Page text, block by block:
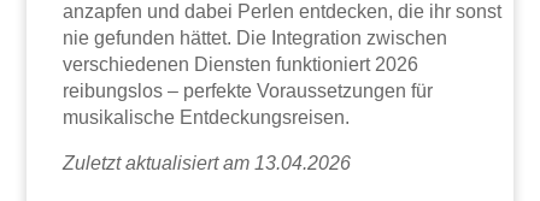
anzapfen und dabei Perlen entdecken, die ihr sonst
nie gefunden hättet. Die Integration zwischen
verschiedenen Diensten funktioniert 2026
reibungslos – perfekte Voraussetzungen für
musikalische Entdeckungsreisen.
Zuletzt aktualisiert am 13.04.2026